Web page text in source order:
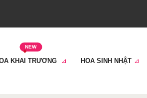
KHAI TRƯƠNG
NEW
HOA SINH NHẬT